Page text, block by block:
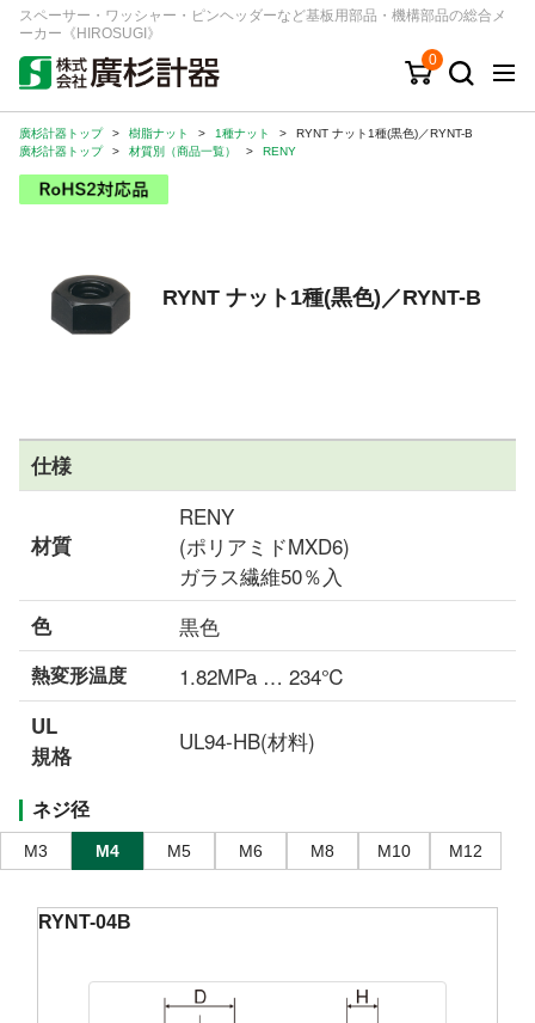
スペーサー・ワッシャー・ピンヘッダーなど基板用部品・機構部品の総合メ
ーカー《HIROSUGI》
0
キーワード 品番/シリーズ
商品カテゴリから探す
ジャンルから探す
シリーズから探す
ご利用ガイド
お問い合わせ窓口
廣杉計器トップ > 樹脂ナット > 1種ナット >
RYNT ナット1種(黒色)／RYNT-B
廣杉計器トップ
> 材質別（商品一覧） > RENY
RYNT ナット1種(黒色)／RYNT-B
仕様
材質
RENY
(ポリアミドMXD6)
ガラス繊維50％入
色 黒色
熱変形温度 1.82MPa … 234℃
UL
規格
UL94-HB(材料)
ネジ径
M3 M4 M5 M6 M8 M10 M12
RYNT-04B